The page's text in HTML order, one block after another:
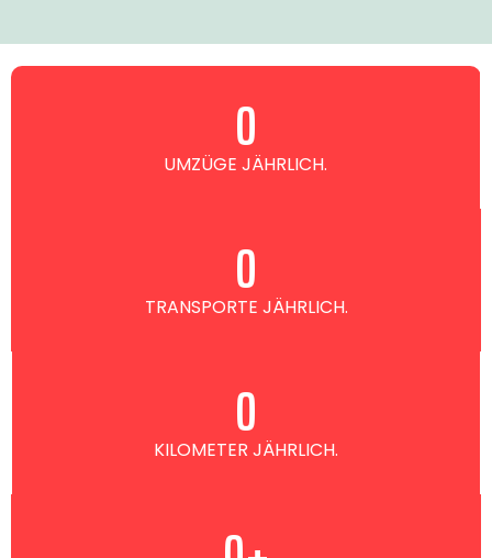
UMZÜGE JÄHRLICH.
0
TRANSPORTE JÄHRLICH.
0
KILOMETER JÄHRLICH.
0